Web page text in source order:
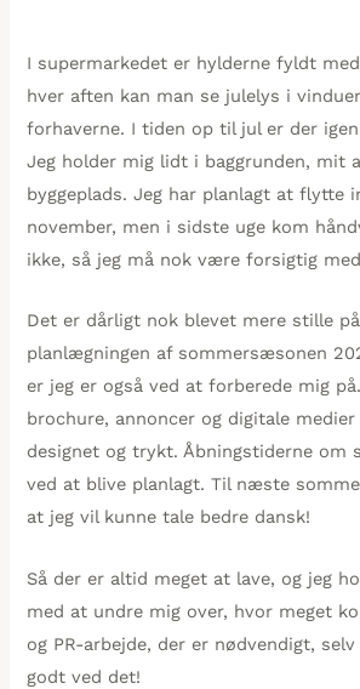
I supermarkedet er hylderne fyldt
hver aften kan man se julelys i
forhaverne. I tiden op til jul er der
Jeg holder mig lidt i baggrunden, mit
byggeplads. Jeg har planlagt at flytte
november, men i sidste uge kom
ikke, så jeg må nok være forsigtig
Det er dårligt nok blevet mere stille
planlægningen af sommersæsonen
er jeg er også ved at forberede mig
brochure, annoncer og digitale
designet og trykt. Åbningstiderne om
ved at blive planlagt. Til næste
at jeg vil kunne tale bedre dansk!
Så der er altid meget at lave, og jeg
med at undre mig over, hvor meget
og PR-arbejde, der er nødvendigt,
godt ved det!